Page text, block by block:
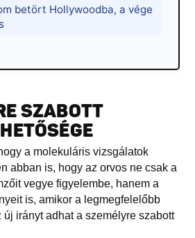
betört Hollywoodba, a vége
SZABOTT
a molekuláris vizsgálatok
abban is, hogy az orvos ne csak a
vegye figyelembe, hanem a
is, amikor a legmegfelelőbb
új irányt adhat a személyre szabott